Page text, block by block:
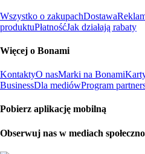
Wszystko o zakupachDostawa
produktuPłatnośćJak działają rabaty
Więcej o Bonami
KontaktyO nasMarki na Bonami
BusinessDla mediówProgram
Pobierz aplikację mobilną
Obserwuj nas w mediach